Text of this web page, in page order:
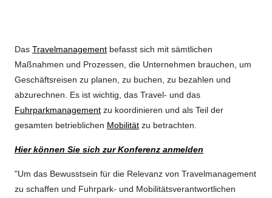
Das Travelmanagementbefasst sich mit sämtlichen
Maßnahmen und Prozessen, die Unternehmen brauchen, um
Geschäftsreisen zu planen, zu buchen, zu bezahlen und
abzurechnen. Es ist wichtig, das Travel- und das
Fuhrparkmanagementzu koordinieren und als Teil der
gesamten betrieblichen Mobilitätzu betrachten.
Hier können Sie sich zur Konferenz anmelden
"Um das Bewusstsein für die Relevanz von Travelmanagement
zu schaffen und Fuhrpark- und Mobilitätsverantwortlichen